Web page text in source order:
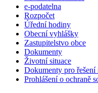
e-podatelna
Rozpočet
Úřední hodiny
Obecní vyhlášky
Zastupitelstvo obce
Dokumenty
Životní situace
Dokumenty pro
Prohlášení o ochraně